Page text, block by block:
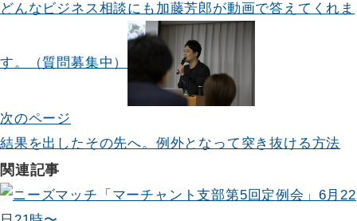
稿
ゲ
ー
シ
ョ
どんなビジネス相談にも加藤芳郎が動画で答えてくれま
す。（質問募集中）
次のページ
結果を出したその先へ。例外となって突き抜ける方法
関連記事